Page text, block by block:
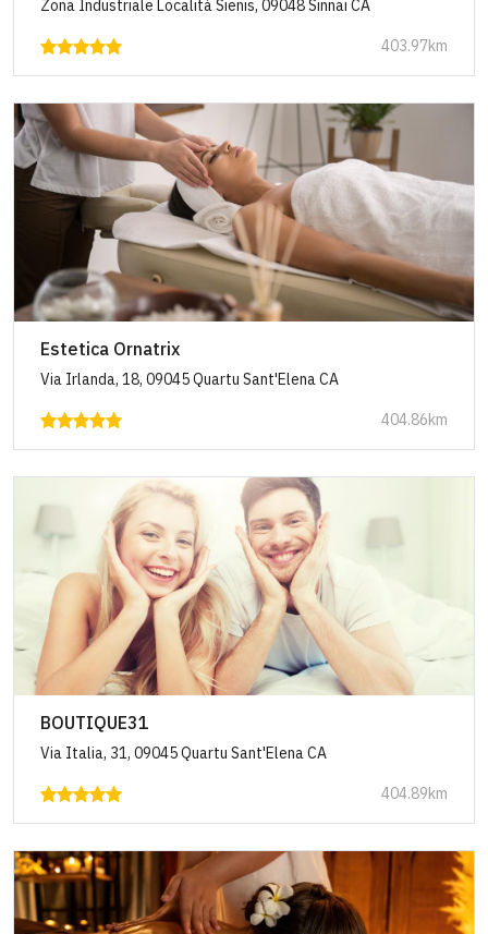
Zona Industriale Località Sienis, 09048 Sinnai CA
403.97km
Estetica Ornatrix
Via Irlanda, 18, 09045 Quartu Sant'Elena CA
404.86km
BOUTIQUE31
Via Italia, 31, 09045 Quartu Sant'Elena CA
404.89km